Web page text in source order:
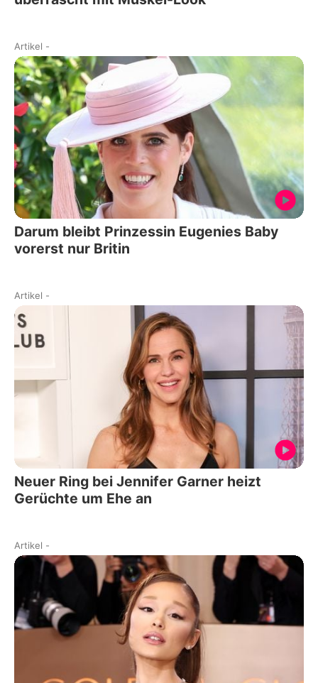
Artikel -
Darum bleibt Prinzessin Eugenies Baby
vorerst nur Britin
Artikel -
Neuer Ring bei Jennifer Garner heizt
Gerüchte um Ehe an
Artikel -